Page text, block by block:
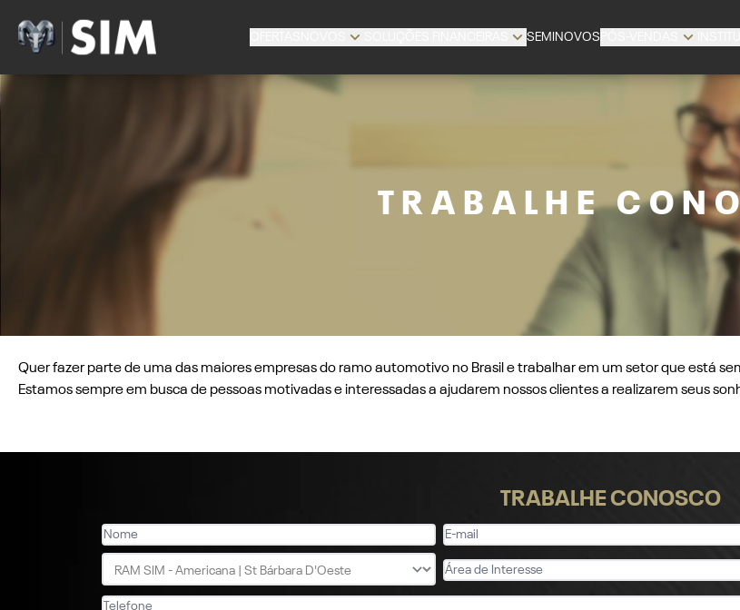
SEMINOVOS
TRABALHE
Quer fazer parte de uma das maiores empresas do ramo automotivo no Brasil e trabalhar em um setor que está
Estamos sempre em busca de pessoas motivadas e interessadas a ajudarem nossos clientes a realizarem seus
TRABALHE CONOSCO